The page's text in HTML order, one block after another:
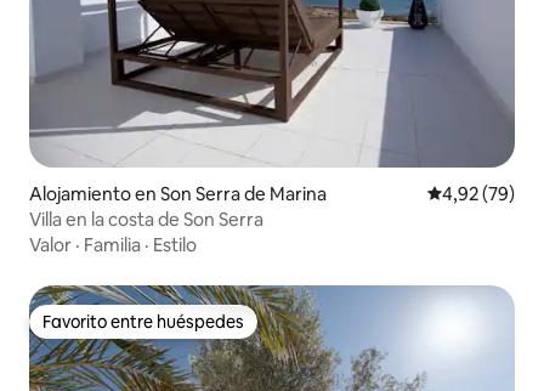
Alojamiento en Son Serra de Marina Calificación
4,92 (79)
Villa en la costa de Son Serra
Valor · Familia · Estilo
Favorito entre huéspedes
Favorito entre huéspedes